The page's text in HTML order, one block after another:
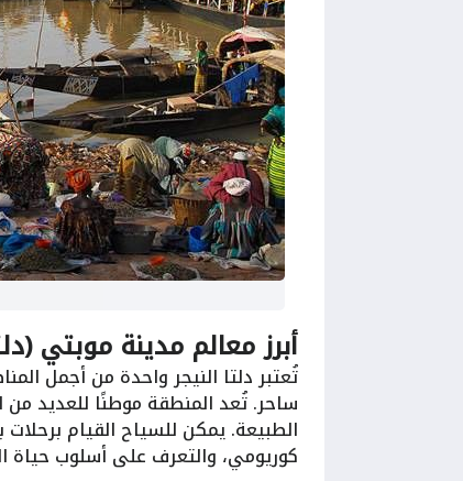
أبرز معالم مدينة موبتي
تُعتبر دلتا النيجر واحدة من أجمل
ساحر. تُعد المنطقة موطنًا للعديد من
الطبيعة. يمكن للسياح القيام
كوريومي، والتعرف على أسلوب حياة